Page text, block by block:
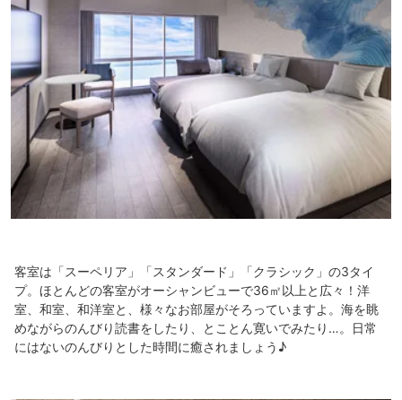
客室は「スーペリア」「スタンダード」「クラシック」の3タイ
プ。ほとんどの客室がオーシャンビューで36㎡以上と広々！洋
室、和室、和洋室と、様々なお部屋がそろっていますよ。海を眺
めながらのんびり読書をしたり、とことん寛いでみたり…。日常
にはないのんびりとした時間に癒されましょう♪